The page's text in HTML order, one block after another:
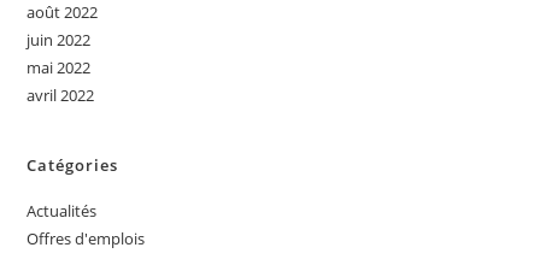
août 2022
juin 2022
mai 2022
avril 2022
Catégories
Actualités
Offres d'emplois